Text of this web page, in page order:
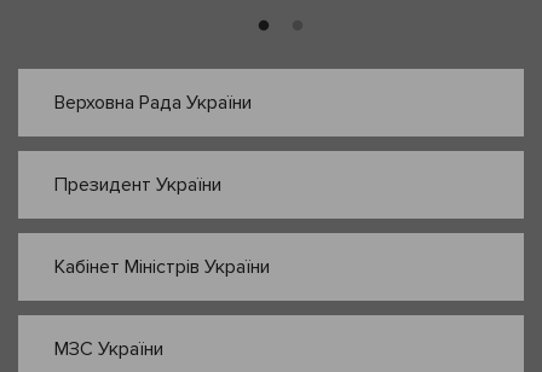
Верховна Рада України
Президент України
Кабінет Міністрів України
МЗС України